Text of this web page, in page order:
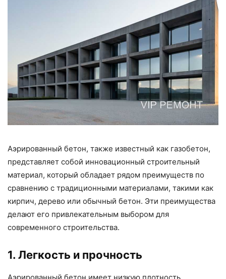
Аэрированный бетон, также известный как газобетон,
представляет собой инновационный строительный
материал, который обладает рядом преимуществ по
сравнению с традиционными материалами, такими как
кирпич, дерево или обычный бетон. Эти преимущества
делают его привлекательным выбором для
современного строительства.
1. Легкость и прочность